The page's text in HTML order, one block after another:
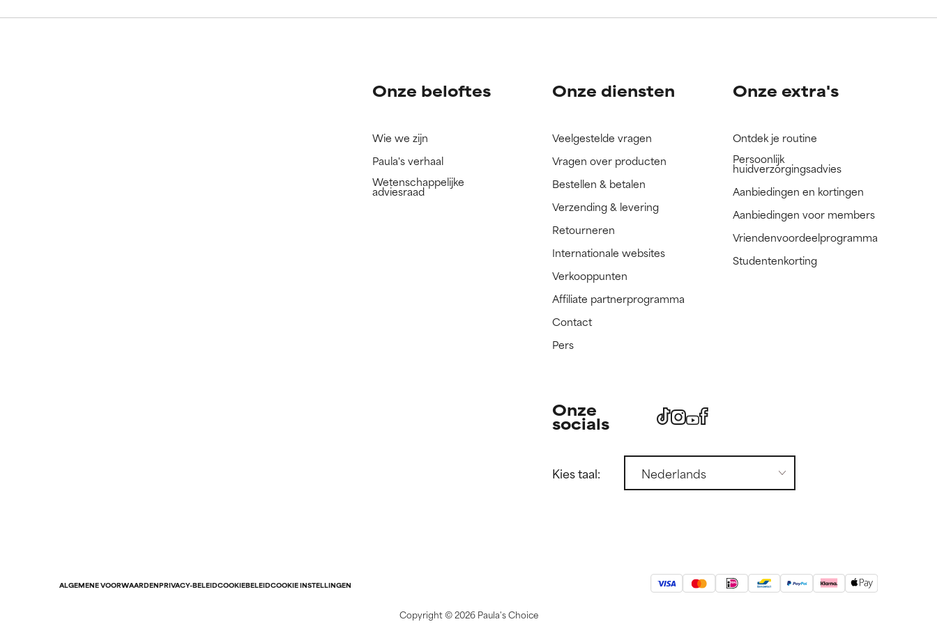
We hebben dit ingrediënt nog niet beoordeeld omdat we het onderzoek ernaar nog niet
We hebben dit ingrediënt nog niet beoordeeld omdat we het onderzoek ernaar nog niet
Onze beloftes
Wie we zijn
Paula's verhaal
Wetenschappelijke
adviesraad
Onze diensten
Veelgestelde vragen
Vragen over producten
Bestellen & betalen
Verzending & levering
Retourneren
Internationale websites
Verkooppunten
Affiliate partnerprogramma
Contact
Pers
Onze extra's
Ontdek je routine
Persoonlijk
huidverzorgingsadvies
Aanbiedingen en kortingen
Aanbiedingen voor members
Vriendenvoordeelprogramma
Studentenkorting
Onze
socials
Kies taal:
ALGEMENE VOORWAARDENPRIVACY-BELEIDCOOKIEBELEIDCOOKIE INSTELLINGEN
Copyright ©2026 Paula's Choice